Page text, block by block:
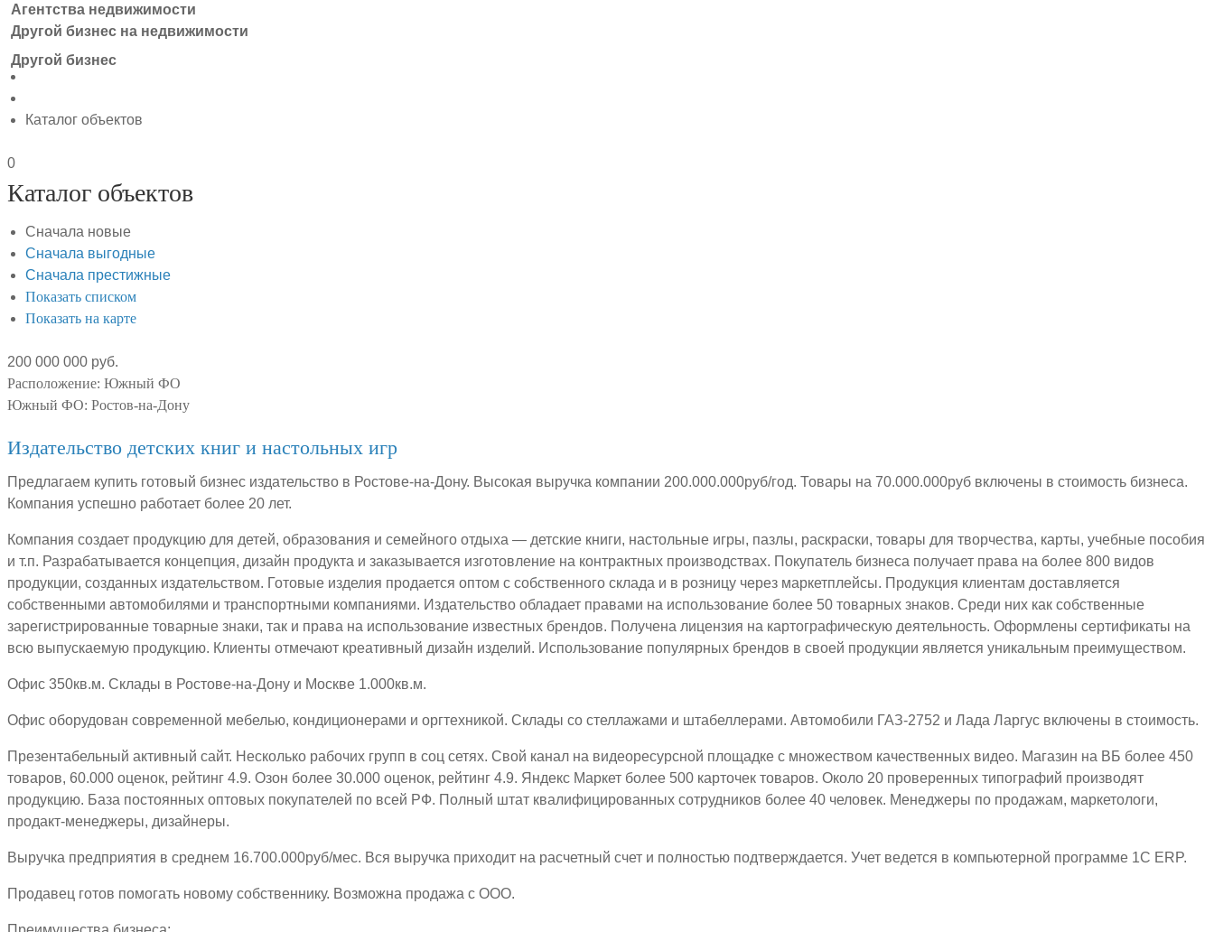
Агентства недвижимости
Другой бизнес на недвижимости
Другой бизнес
Каталог объектов
0
Каталог объектов
Сначала новые
Сначала выгодные
Сначала престижные
Показать списком
Показать на карте
200 000 000 руб.
Расположение: Южный ФО
Южный ФО: Ростов-на-Дону
Издательство детских книг и настольных игр
Предлагаем купить готовый бизнес издательство в Ростове-на-Дону. Высокая выручка компании 200.000.000руб/год. Товары на 70.000.000руб включены в стоимость бизнеса.
Компания успешно работает более 20 лет.
Компания создает продукцию для детей, образования и семейного отдыха — детские книги, настольные игры, пазлы, раскраски, товары для творчества, карты, учебные пособия
и т.п. Разрабатывается концепция, дизайн продукта и заказывается изготовление на контрактных производствах. Покупатель бизнеса получает права на более 800 видов
продукции, созданных издательством. Готовые изделия продается оптом с собственного склада и в розницу через маркетплейсы. Продукция клиентам доставляется
собственными автомобилями и транспортными компаниями. Издательство обладает правами на использование более 50 товарных знаков. Среди них как собственные
зарегистрированные товарные знаки, так и права на использование известных брендов. Получена лицензия на картографическую деятельность. Оформлены сертификаты на
всю выпускаемую продукцию. Клиенты отмечают креативный дизайн изделий. Использование популярных брендов в своей продукции является уникальным преимуществом.
Офис 350кв.м. Склады в Ростове-на-Дону и Москве 1.000кв.м.
Офис оборудован современной мебелью, кондиционерами и оргтехникой. Склады со стеллажами и штабеллерами. Автомобили ГАЗ-2752 и Лада Ларгус включены в стоимость.
Презентабельный активный сайт. Несколько рабочих групп в соц сетях. Свой канал на видеоресурсной площадке с множеством качественных видео. Магазин на ВБ более 450
товаров, 60.000 оценок, рейтинг 4.9. Озон более 30.000 оценок, рейтинг 4.9. Яндекс Маркет более 500 карточек товаров. Около 20 проверенных типографий производят
продукцию. База постоянных оптовых покупателей по всей РФ. Полный штат квалифицированных сотрудников более 40 человек. Менеджеры по продажам, маркетологи,
продакт-менеджеры, дизайнеры.
Выручка предприятия в среднем 16.700.000руб/мес. Вся выручка приходит на расчетный счет и полностью подтверждается. Учет ведется в компьютерной программе 1С ЕRP.
Продавец готов помогать новому собственнику. Возможна продажа с ООО.